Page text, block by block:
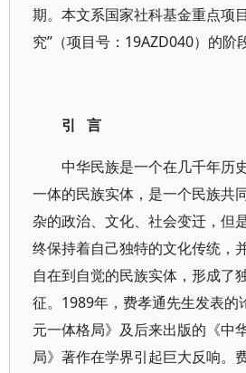
期。本文系国家社科基金重点项
究”（项目号：19AZD040）的阶
引 言
中华民族是一个在几千年历
一体的民族实体，是一个民族共
杂的政治、文化、社会变迁，但
终保持着自己独特的文化传统，
自在到自觉的民族实体，形成了
征。1989年，费孝通先生发表的
元一体格局》及后来出版的《中
局》著作在学界引起巨大反响。